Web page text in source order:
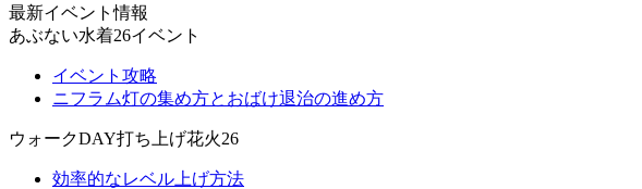
最新イベント情報
あぶない水着26イベント
イベント攻略
ニフラム灯の集め方とおばけ退治の進め方
ウォークDAY打ち上げ花火26
効率的なレベル上げ方法